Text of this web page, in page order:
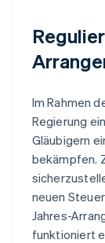
Im Rahmen
Regierung
Gläubigern
bekämpfen.
neuen
Jahres-
funktioniert